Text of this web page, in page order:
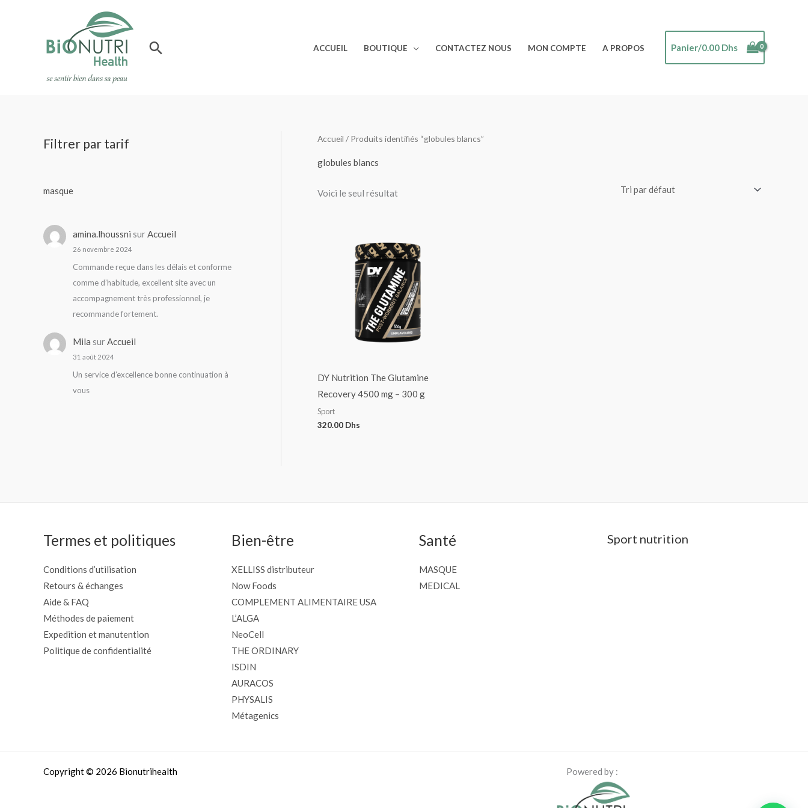
Rechercher ACCUEIL BOUTIQUE CONTACTEZ NOUS MON COMPTE A PROPOS Panier/0.00 Dhs
Filtrer par tarif
masque
amina.lhoussni surAccueil
26 novembre 2024
Commande reçue dans les délais et conforme
comme d’habitude, excellent site avec un
accompagnement très professionnel, je
recommande fortement.
Mila surAccueil
31 août 2024
Un service d’excellence bonne continuation à
vous
Accueil / Produits identifiés “globules blancs”
globules blancs
Voici le seul résultat
DY Nutrition The Glutamine
Recovery 4500 mg – 300 g
Sport
320.00 Dhs
Termes et politiques
Conditions d’utilisation
Retours & échanges
Aide & FAQ
Méthodes de paiement
Expedition et manutention
Politique de confidentialité
Bien-être
XELLISS distributeur
Now Foods
COMPLEMENT ALIMENTAIRE USA
L’ALGA
NeoCell
THE ORDINARY
ISDIN
AURACOS
PHYSALIS
Métagenics
Santé
MASQUE
MEDICAL
Sport nutrition
Copyright © 2026 Bionutrihealth Powered by :